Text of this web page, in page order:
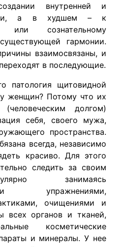
внутренней и
а в худшем – к
или сознательному
гармонии.
взаимосвязаны, и
в последующие.
патология щитовидной
женщин? Потому что их
долгом)
себя, своего мужа,
пространства.
всегда, независимо
красиво. Для этого
следить за своим
занимаясь
упражнениями,
очищениями и
всех органов и тканей,
косметические
и минералы. У нее